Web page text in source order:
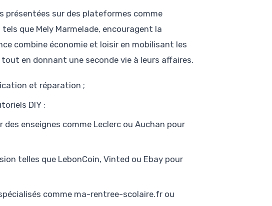
présentées sur des plateformes comme
que Mely Marmelade, encouragent la
combine économie et loisir en mobilisant les
en donnant une seconde vie à leurs affaires.
et réparation ;
DIY ;
enseignes comme Leclerc ou Auchan pour
telles que LebonCoin, Vinted ou Ebay pour
comme ma-rentree-scolaire.fr ou